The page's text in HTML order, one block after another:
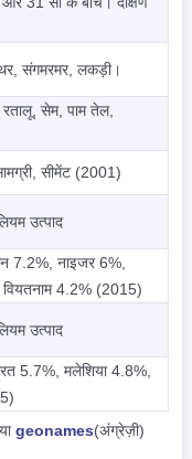
संगमरमर, लकड़ी।
सेम, पाम तेल,
सीमेंट (2001)
उत्पाद
7.2%, नाइजर 6%,
वियतनाम 4.2% (2015)
उत्पाद
5.7%, मलेशिया 4.8%,
geonames(अंग्रेज़ी)